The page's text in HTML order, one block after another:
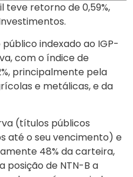
teve retorno de 0,59%,
indexado ao IGP-
com o índice de
principalmente pela
e metálicas, e da
(títulos públicos
até o seu vencimento) e
48% da carteira,
posição de NTN-B a